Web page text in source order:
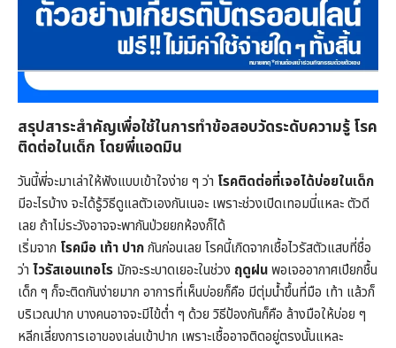
สรุปสาระสำคัญเพื่อใช้ในการทำข้อสอบวัดระดับความรู้ โรค
ติดต่อในเด็ก โดยพี่แอดมิน
วันนี้พี่จะมาเล่าให้ฟังแบบเข้าใจง่าย ๆ ว่า โรคติดต่อที่เจอได้บ่อยในเด็ก
มีอะไรบ้าง จะได้รู้วิธีดูแลตัวเองกันเนอะ เพราะช่วงเปิดเทอมนี่แหละ ตัวดี
เลย ถ้าไม่ระวังอาจจะพากันป่วยยกห้องก็ได้
เริ่มจาก โรคมือ เท้า ปากกันก่อนเลย โรคนี้เกิดจากเชื้อไวรัสตัวแสบที่ชื่อ
ว่า ไวรัสเอนเทอโร มักจะระบาดเยอะในช่วง ฤดูฝนพอเจออากาศเปียกชื้น
เด็ก ๆ ก็จะติดกันง่ายมาก อาการที่เห็นบ่อยก็คือ มีตุ่มน้ำขึ้นที่มือ เท้า แล้วก็
บริเวณปาก บางคนอาจจะมีไข้ต่ำ ๆ ด้วย วิธีป้องกันก็คือ ล้างมือให้บ่อย ๆ
หลีกเลี่ยงการเอาของเล่นเข้าปาก เพราะเชื้ออาจติดอยู่ตรงนั้นแหละ